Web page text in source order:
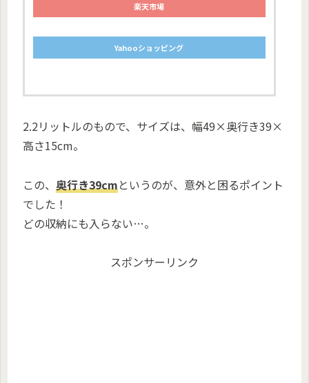
楽天市場
Yahooショッピング
2.2リットルのもので、サイズは、幅49×奥行き39×
高さ15cm。
この、 奥行き39cmというのが、意外と困るポイント
でした！
どの収納にも入らない…。
スポンサーリンク